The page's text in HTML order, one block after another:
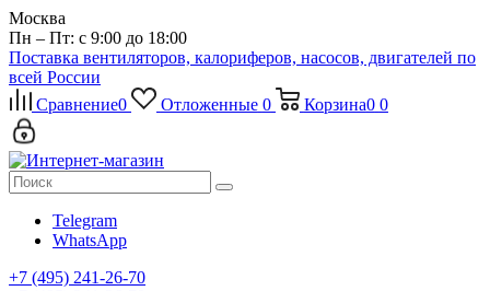
Москва
Пн – Пт: с 9:00 до 18:00
Поставка вентиляторов, калориферов, насосов, двигателей по
всей России
Сравнение0 Отложенные 0 Корзина0 0
Telegram
WhatsApp
+7 (495) 241-26-70